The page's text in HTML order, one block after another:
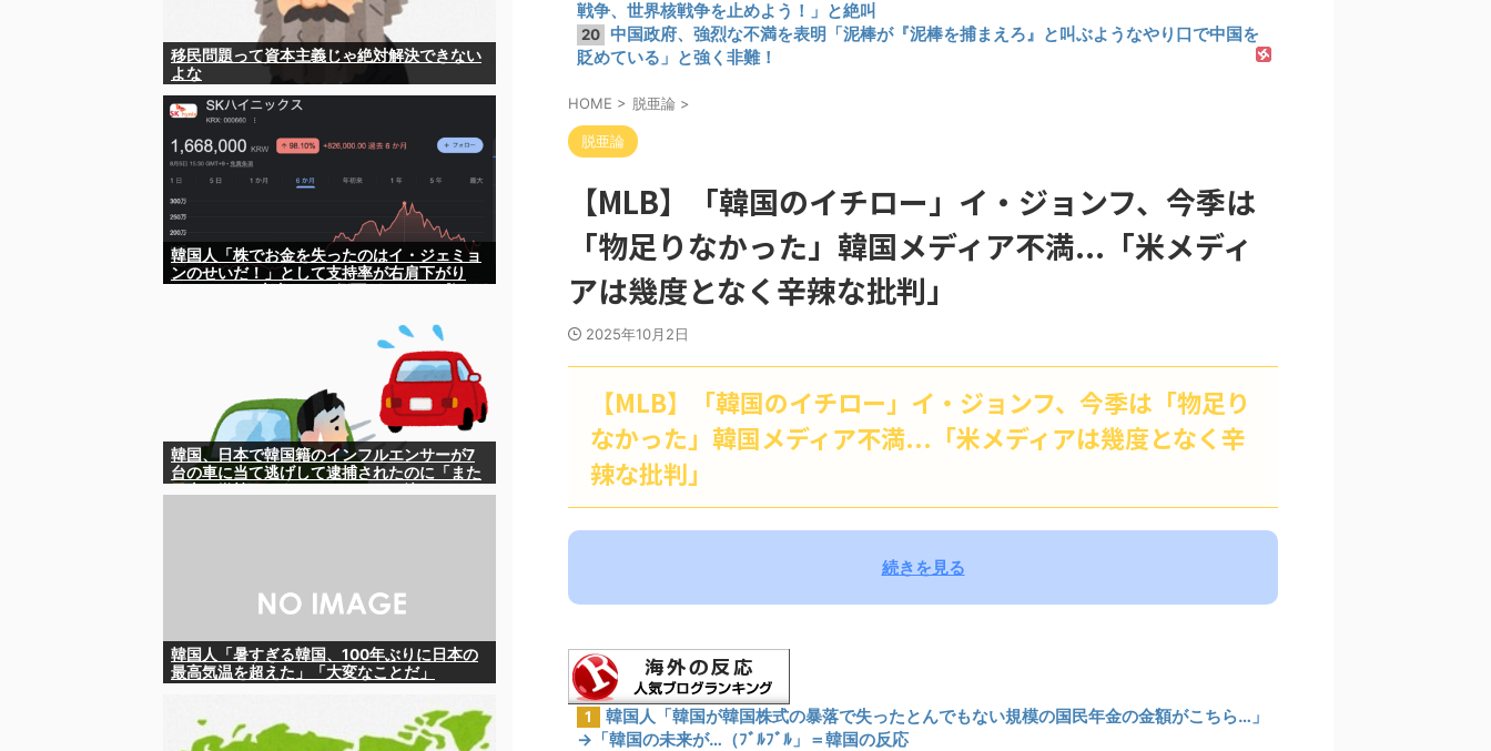
戦争、世界核戦争を止めよう！」と絶叫
20 中国政府、強烈な不満を表明「泥棒が『泥棒を捕まえろ』と叫ぶようなやり口で中国を
貶めている」と強く非難！
HOME > 脱亜論 >
脱亜論
【MLB】「韓国のイチロー」イ・ジョンフ、今季は
「物足りなかった」韓国メディア不満...「米メディ
アは幾度となく辛辣な批判」
2025年10月2日
【MLB】「韓国のイチロー」イ・ジョンフ、今季は「物足り
なかった」韓国メディア不満...「米メディアは幾度となく辛
辣な批判」
続きを見る
1
韓国人「韓国が韓国株式の暴落で失ったとんでもない規模の国民年金の金額がこちら…」
→「韓国の未来が…（ﾌﾞﾙﾌﾞﾙ」＝韓国の反応
移民問題って資本主義じゃ絶対解決できない
よな
韓国人「株でお金を失ったのはイ・ジェミョ
ンのせいだ！」として支持率が右肩下がり
韓国、日本で韓国籍のインフルエンサーが7
台の車に当て逃げして逮捕されたのに「また
韓国人「暑すぎる韓国、100年ぶりに日本の
最高気温を超えた」「大変なことだ」